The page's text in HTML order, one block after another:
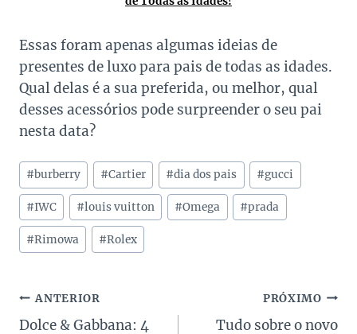
Essas foram apenas algumas ideias de
presentes de luxo para pais de todas as idades.
Qual delas é a sua preferida, ou melhor, qual
desses acessórios pode surpreender o seu pai
nesta data?
Tags
do
Post:
#burberry #Cartier #dia dos pais #gucci
#IWC #louis vuitton #Omega #prada
#Rimowa #Rolex
Navegação
ANTERIOR
Dolce & Gabbana: 4
PRÓXIMO
Tudo sobre o novo